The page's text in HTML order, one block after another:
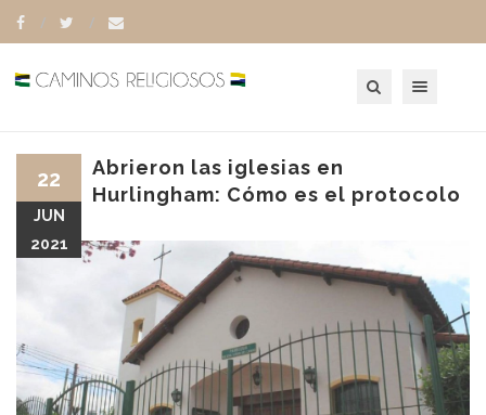
Abrieron las iglesias en
Hurlingham: Cómo es el protocolo
22
JUN
2021